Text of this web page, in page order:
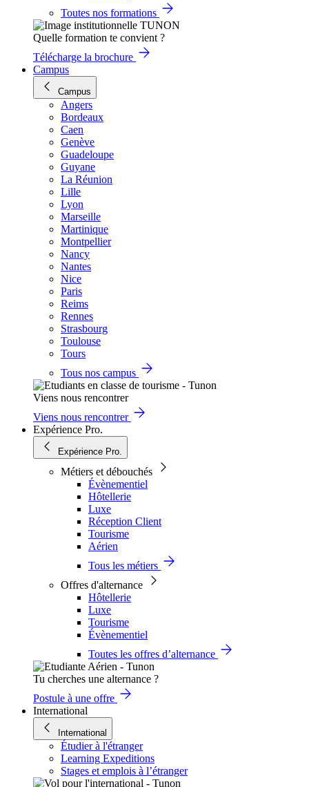
Toutes nos formations
Quelle formation te convient ?
Télécharge la brochure
Campus
Campus
Angers
Bordeaux
Caen
Genève
Guadeloupe
Guyane
La Réunion
Lille
Lyon
Marseille
Martinique
Montpellier
Nancy
Nantes
Nice
Paris
Reims
Rennes
Strasbourg
Toulouse
Tours
Tous nos campus
Viens nous rencontrer
Viens nous rencontrer
Expérience Pro.
Expérience Pro.
Métiers et débouchés
Évènementiel
Hôtellerie
Luxe
Réception Client
Tourisme
Aérien
Tous les métiers
Offres d'alternance
Hôtellerie
Luxe
Tourisme
Évènementiel
Toutes les offres d’alternance
Tu cherches une alternance ?
Postule à une offre
International
International
Étudier à l'étranger
Learning Expeditions
Stages et emplois à l’étranger